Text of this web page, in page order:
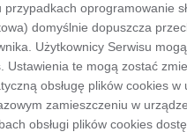
przypadkach oprogramowanie
domyślnie dopuszcza
Użytkownicy Serwisu
Ustawienia te mogą zostać
obsługę plików cookies
zamieszczeniu w
obsługi plików cookies